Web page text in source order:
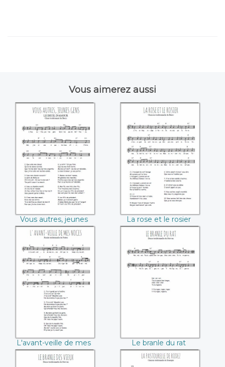
Vous aimerez aussi
Vous autres, jeunes
gens
Vous autres, jeunes
gens
La rose et le rosier
(Berry)
La rose et le rosier
(Berry)
L'avant-veille de
mes noces
L'avant-veille de mes
noces
Le branle du rat
Le branle du rat